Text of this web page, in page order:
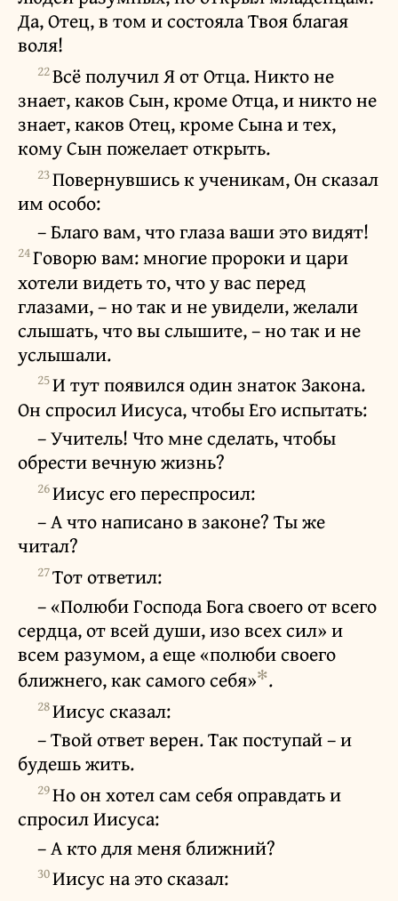
Да, Отец, в том и состояла Твоя благая
воля!
22Всё получил Я от Отца. Никто не
знает, каков Сын, кроме Отца, и никто не
знает, каков Отец, кроме Сына и тех,
кому Сын пожелает открыть.
23Повернувшись к ученикам, Он сказал
им особо:
– Благо вам, что глаза ваши это видят!
24Говорю вам: многие пророки и цари
хотели видеть то, что у вас перед
глазами, – но так и не увидели, желали
слышать, что вы слышите, – но так и не
услышали.
25И тут появился один знаток Закона.
Он спросил Иисуса, чтобы Его испытать:
– Учитель! Что мне сделать, чтобы
обрести вечную жизнь?
26Иисус его переспросил:
– А что написано в законе? Ты же
читал?
27Тот ответил:
– «Полюби Господа Бога своего от всего
сердца, от всей души, изо всех сил» и
всем разумом, а еще «полюби своего
ближнего, как самого себя»✻.
28Иисус сказал:
– Твой ответ верен. Так поступай – и
будешь жить.
29Но он хотел сам себя оправдать и
спросил Иисуса:
– А кто для меня ближний?
30Иисус на это сказал: